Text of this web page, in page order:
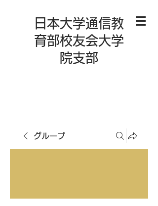
日本大学通信教
育部校友会大学
院支部
グループ